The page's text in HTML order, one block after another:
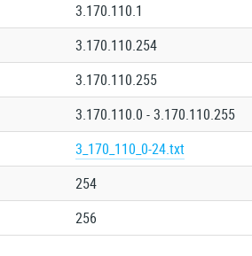
3.170.110.1
3.170.110.254
3.170.110.255
3.170.110.0 - 3.170.110.255
3_170_110_0-24.txt
254
256